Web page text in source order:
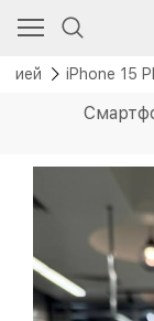
iPhone 15